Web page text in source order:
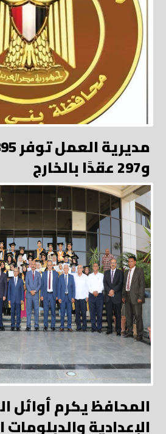
و297 عقدًا بالخارج
المحافظ يكرم أوائل
الإعدادية والدبلومات